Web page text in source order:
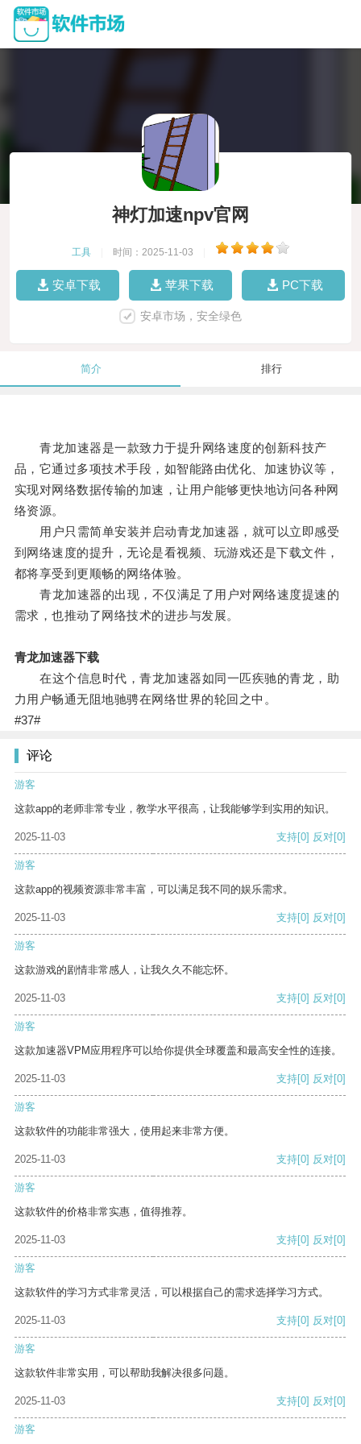
神灯加速npv官网
工具 时间：2025-11-03
安卓下载 苹果下载 PC下载
安卓市场，安全绿色
简介 排行
青龙加速器是一款致力于提升网络速度的创新科技产
品，它通过多项技术手段，如智能路由优化、加速协议等，
实现对网络数据传输的加速，让用户能够更快地访问各种网
络资源。
用户只需简单安装并启动青龙加速器，就可以立即感受
到网络速度的提升，无论是看视频、玩游戏还是下载文件，
都将享受到更顺畅的网络体验。
青龙加速器的出现，不仅满足了用户对网络速度提速的
需求，也推动了网络技术的进步与发展。
青龙加速器下载
在这个信息时代，青龙加速器如同一匹疾驰的青龙，助
力用户畅通无阻地驰骋在网络世界的轮回之中。
#37#
评论
游客
这款app的老师非常专业，教学水平很高，让我能够学到实用的知识。
2025-11-03 支持[0] 反对[0]
游客
这款app的视频资源非常丰富，可以满足我不同的娱乐需求。
2025-11-03 支持[0] 反对[0]
游客
这款游戏的剧情非常感人，让我久久不能忘怀。
2025-11-03 支持[0] 反对[0]
游客
这款加速器VPM应用程序可以给你提供全球覆盖和最高安全性的连接。
2025-11-03 支持[0] 反对[0]
游客
这款软件的功能非常强大，使用起来非常方便。
2025-11-03 支持[0] 反对[0]
游客
这款软件的价格非常实惠，值得推荐。
2025-11-03 支持[0] 反对[0]
游客
这款软件的学习方式非常灵活，可以根据自己的需求选择学习方式。
2025-11-03 支持[0] 反对[0]
游客
这款软件非常实用，可以帮助我解决很多问题。
2025-11-03 支持[0] 反对[0]
游客